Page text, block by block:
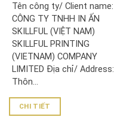
TNHH IN ẤN SKILLFUL
(VIỆT NAM)/ SKILLFUL
PRINTING (VIETNAM)
COMPANY LIMITED
Tên công ty/ Client name:
CÔNG TY TNHH IN ẤN
SKILLFUL (VIỆT NAM)
SKILLFUL PRINTING
(VIETNAM) COMPANY
LIMITED Địa chỉ/ Address:
Thôn...
CHI TIẾT